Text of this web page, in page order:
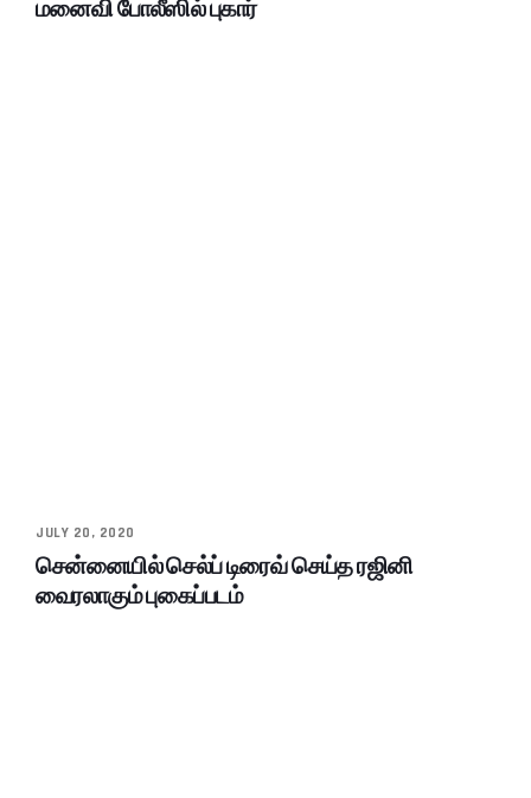
மனைவி போலீஸில் புகார்
JULY 20, 2020
சென்னையில் செல்ப் டிரைவ் செய்த ரஜினி
வைரலாகும் புகைப்படம்